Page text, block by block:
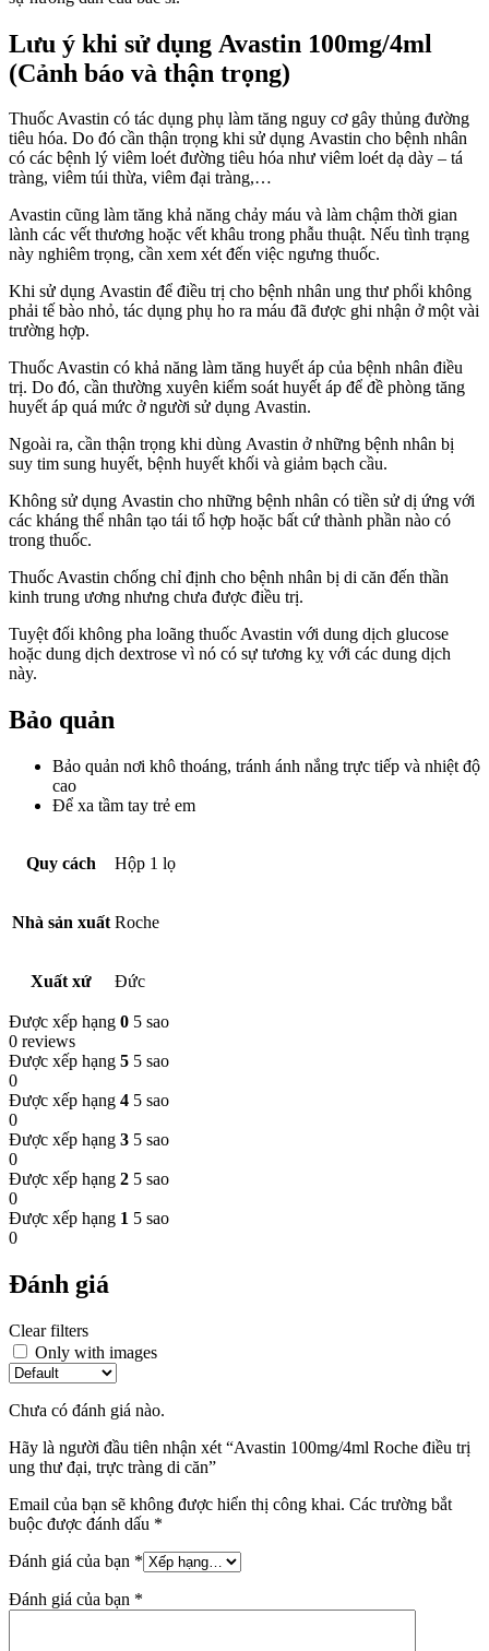
Lưu ý khi sử dụng Avastin 100mg/4ml
(Cảnh báo và thận trọng)
Thuốc Avastin có tác dụng phụ làm tăng nguy cơ gây thủng đường
tiêu hóa. Do đó cần thận trọng khi sử dụng Avastin cho bệnh nhân
có các bệnh lý viêm loét đường tiêu hóa như viêm loét dạ dày – tá
tràng, viêm túi thừa, viêm đại tràng,…
Avastin cũng làm tăng khả năng chảy máu và làm chậm thời gian
lành các vết thương hoặc vết khâu trong phẫu thuật. Nếu tình trạng
này nghiêm trọng, cần xem xét đến việc ngưng thuốc.
Khi sử dụng Avastin để điều trị cho bệnh nhân ung thư phổi không
phải tế bào nhỏ, tác dụng phụ ho ra máu đã được ghi nhận ở một vài
trường hợp.
Thuốc Avastin có khả năng làm tăng huyết áp của bệnh nhân điều
trị. Do đó, cần thường xuyên kiểm soát huyết áp để đề phòng tăng
huyết áp quá mức ở người sử dụng Avastin.
Ngoài ra, cần thận trọng khi dùng Avastin ở những bệnh nhân bị
suy tim sung huyết, bệnh huyết khối và giảm bạch cầu.
Không sử dụng Avastin cho những bệnh nhân có tiền sử dị ứng với
các kháng thể nhân tạo tái tổ hợp hoặc bất cứ thành phần nào có
trong thuốc.
Thuốc Avastin chống chỉ định cho bệnh nhân bị di căn đến thần
kinh trung ương nhưng chưa được điều trị.
Tuyệt đối không pha loãng thuốc Avastin với dung dịch glucose
hoặc dung dịch dextrose vì nó có sự tương kỵ với các dung dịch
này.
Bảo quản
Bảo quản nơi khô thoáng, tránh ánh nắng trực tiếp và nhiệt độ
cao
Để xa tầm tay trẻ em
Quy cách Hộp 1 lọ
Nhà sản xuất Roche
Xuất xứ Đức
Được xếp hạng 0 5 sao
0 reviews
Được xếp hạng 5 5 sao
0
Được xếp hạng 4 5 sao
0
Được xếp hạng 3 5 sao
0
Được xếp hạng 2 5 sao
0
Được xếp hạng 1 5 sao
0
Đánh giá
Clear filters
Only with images
Chưa có đánh giá nào.
Hãy là người đầu tiên nhận xét “Avastin 100mg/4ml Roche điều trị
ung thư đại, trực tràng di căn”
Email của bạn sẽ không được hiển thị công khai. Các trường bắt
buộc được đánh dấu *
Đánh giá của bạn *
Đánh giá của bạn *